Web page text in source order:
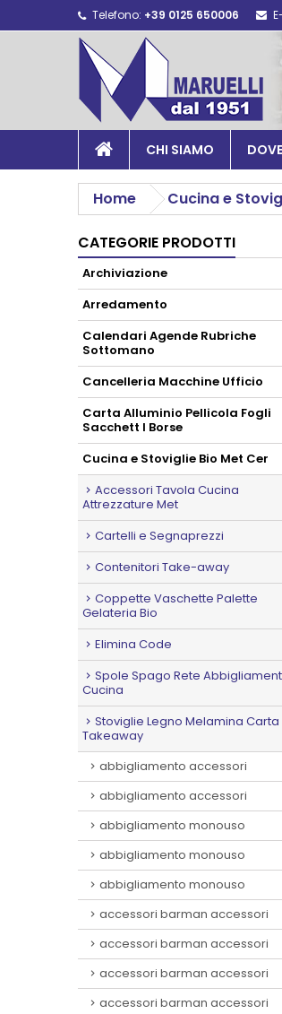
Telefono: +39 0125 650006
CHI SIAMO
Home Cucina e
CATEGORIE PRODOTTI
Archiviazione
Arredamento
Calendari Agende Rubriche
Sottomano
Cancelleria Macchine Ufficio
Carta Alluminio Pellicola Fogli
Sacchett I Borse
Cucina e Stoviglie Bio Met Cer
Accessori Tavola Cucina
Attrezzature Met
Cartelli e Segnaprezzi
Contenitori Take-away
Coppette Vaschette Palette
Gelateria Bio
Elimina Code
Spole Spago Rete
Cucina
Stoviglie Legno Melamina Carta
Takeaway
abbigliamento accessori
abbigliamento accessori
abbigliamento monouso
abbigliamento monouso
abbigliamento monouso
accessori barman accessori
accessori barman accessori
accessori barman accessori
accessori barman accessori